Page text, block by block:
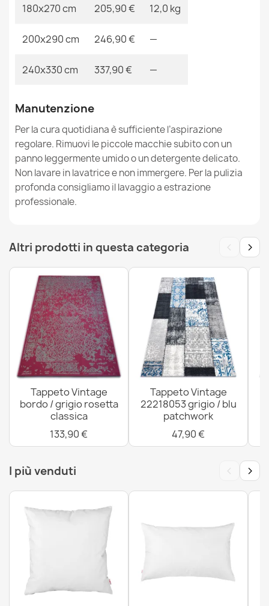
Tappeto NOBLE moderno 64 Telaio, greco vintage -
Structural due livelli di pile crema / grigio
Tappeto NOBLE moderno 1539 68 Telaio vintage -
Structural due livelli di pile crema / blu
87,90 €
Tappeto NOBLE moderno 45 Ornamento vintage -
Structural due livelli di pile grigio
50,90 €
180x270 cm 205,90 € 12,0 kg
200x290 cm 246,90 € —
240x330 cm 337,90 € —
Manutenzione
Per la cura quotidiana è sufficiente l’aspirazione
regolare. Rimuovi le piccole macchie subito con un
panno leggermente umido o un detergente delicato.
Non lavare in lavatrice e non immergere. Per la pulizia
profonda consigliamo il lavaggio a estrazione
professionale.
Altri prodotti in questa categoria ‹ ›
Tappeto Vintage
bordo / grigio rosetta
classica
133,90 €
Tappeto Vintage
22218053 grigio / blu
patchwork
47,90 €
I più venduti ‹ ›